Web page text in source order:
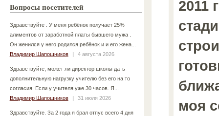
Вопросы посетителей
Здравствуйте . У меня ребёнок получает 25%
алиментов от заработной платы бывшего мужа .
Он женился у него родился ребёнок и и его жена...
Владимир Шапошников
| 4 августа 2026
Здравствуйте, может ли директор школы дать
дополнительную нагрузку учителю без его на то
согласия. Если у учителя уже 30 часов. Я...
Владимир Шапошников
| 31 июля 2026
Здравствуйте. За 2 года я брал отпус всего 4 дня
2011
моя